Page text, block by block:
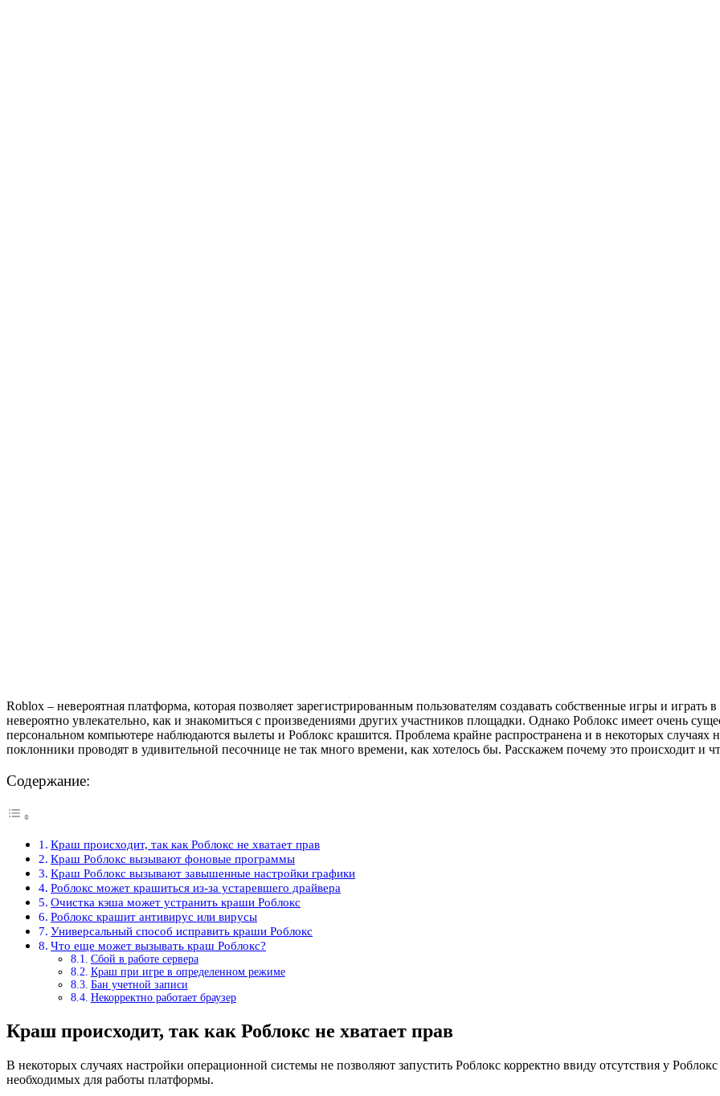
Roblox – невероятная платформа, которая позволяет зарегистрированным пользователям создавать собственные игры и
невероятно увлекательно, как и знакомиться с произведениями других участников площадки. Однако Роблокс имеет очень
персональном компьютере наблюдаются вылеты и Роблокс крашится. Проблема крайне распространена и в некоторых случаях
поклонники проводят в удивительной песочнице не так много времени, как хотелось бы. Расскажем почему это происходит и
Содержание:
Краш происходит, так как Роблокс не хватает прав
Краш Роблокс вызывают фоновые программы
Краш Роблокс вызывают завышенные настройки графики
Роблокс может крашиться из-за устаревшего драйвера
Очистка кэша может устранить краши Роблокс
Роблокс крашит антивирус или вирусы
Универсальный способ исправить краши Роблокс
Что еще может вызывать краш Роблокс?
Сбой в работе сервера
Краш при игре в определенном режиме
Бан учетной записи
Некорректно работает браузер
Краш происходит, так как Роблокс не хватает прав
В некоторых случаях настройки операционной системы не позволяют запустить Роблокс корректно ввиду отсутствия у
необходимых для работы платформы.